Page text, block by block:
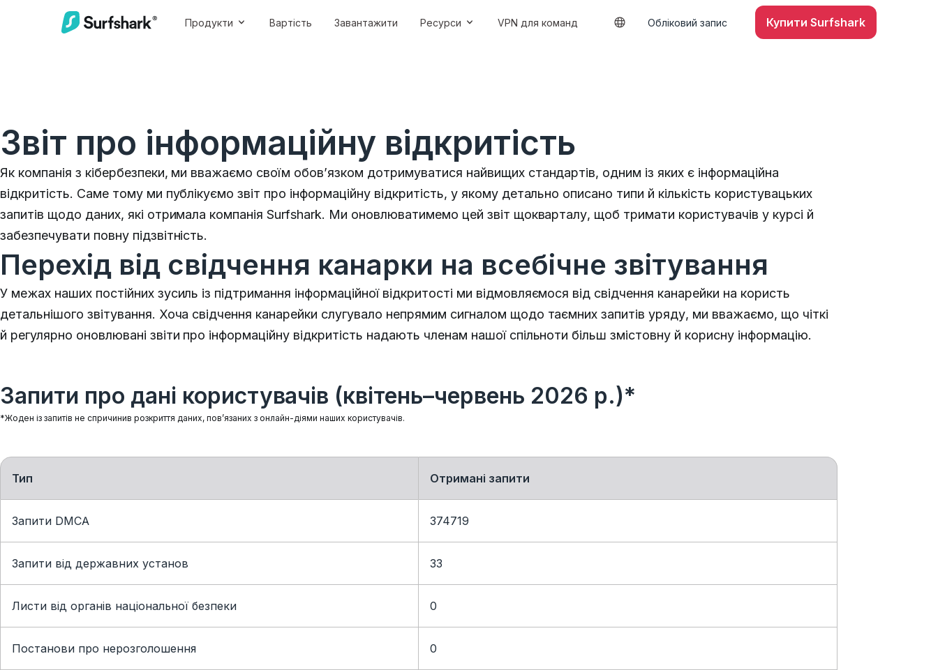
Продукти Вартість Завантажити Ресурси VPN для команд Обліковий запис Купити Surfshark
Звіт про інформаційну відкритість
Як компанія з кібербезпеки, ми вважаємо своїм обов’язком дотримуватися найвищих стандартів, одним із яких є інформаційна
відкритість. Саме тому ми публікуємо звіт про інформаційну відкритість, у якому детально описано типи й кількість користувацьких
запитів щодо даних, які отримала компанія Surfshark. Ми оновлюватимемо цей звіт щокварталу, щоб тримати користувачів у курсі й
забезпечувати повну підзвітність.
Перехід від свідчення канарки на всебічне звітування
У межах наших постійних зусиль із підтримання інформаційної відкритості ми відмовляємося від свідчення канарейки на користь
детальнішого звітування. Хоча свідчення канарейки слугувало непрямим сигналом щодо таємних запитів уряду, ми вважаємо, що чіткі
й регулярно оновлювані звіти про інформаційну відкритість надають членам нашої спільноти більш змістовну й корисну інформацію.
Запити про дані користувачів (квітень–червень 2026 р.)*
*Жоден із запитів не спричинив розкриття даних, пов’язаних з онлайн-діями наших користувачів.
Тип Отримані запити
Запити DMCA 374719
Запити від державних установ 33
Листи від органів національної безпеки 0
Постанови про нерозголошення 0